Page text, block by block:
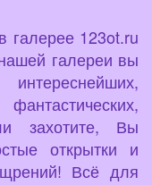
галерее 123ot.ru
галереи вы
захотите, Вы
открытки и
Всё для